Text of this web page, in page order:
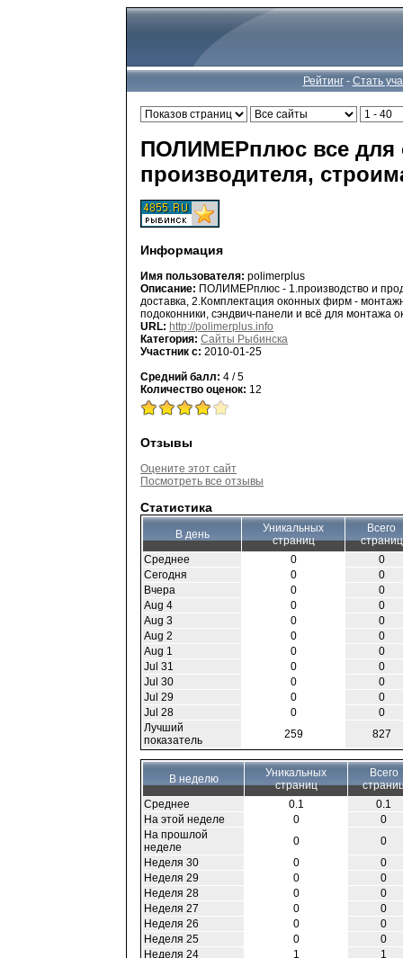
Рейтинг- Стать
ПОЛИМЕРплюс все для
производителя,
Информация
Имя пользователя: polimerplus
Описание: ПОЛИМЕРплюс - 1.производство и
доставка, 2.Комплектация оконных фирм -
подоконники, сэндвич-панели и всё для монтажа
URL: http://polimerplus.info
Категория: Сайты Рыбинска
Участник с: 2010-01-25
Средний балл: 4 / 5
Количество оценок: 12
Отзывы
Оцените этот сайт
Посмотреть все отзывы
Статистика
В день
Уникальных
страниц
Всего
страниц
Среднее
0
0
Сегодня
0
0
Вчера
0
0
Aug 4
0
0
Aug 3
0
0
Aug 2
0
0
Aug 1
0
0
Jul 31
0
0
Jul 30
0
0
Jul 29
0
0
Jul 28
0
0
Лучший
показатель
259 827
В неделю
Уникальных
страниц
Всего
Среднее
0.1
0.1
На этой неделе
0
0
На прошлой
неделе
0
0
Неделя 30
0
0
Неделя 29
0
0
Неделя 28
0
0
Неделя 27
0
0
Неделя 26
0
0
Неделя 25
0
0
Неделя 24
1
1